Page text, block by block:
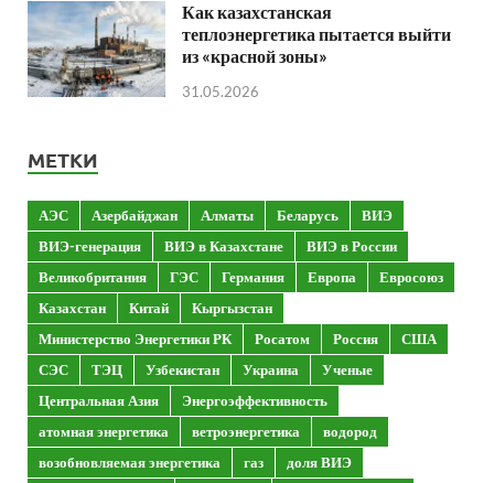
Как казахстанская
теплоэнергетика пытается выйти
из «красной зоны»
31.05.2026
МЕТКИ
АЭС Азербайджан Алматы Беларусь
ВИЭ
ВИЭ-генерация
ВИЭ в Казахстане
ВИЭ в России
Великобритания
ГЭС Германия Европа
Евросоюз
Казахстан
Китай
Кыргызстан
Министерство Энергетики РК
Росатом Россия
США
СЭС
ТЭЦ Узбекистан Украина
Ученые
Центральная Азия
Энергоэффективность
атомная энергетика
ветроэнергетика
водород
возобновляемая энергетика
газ
доля ВИЭ